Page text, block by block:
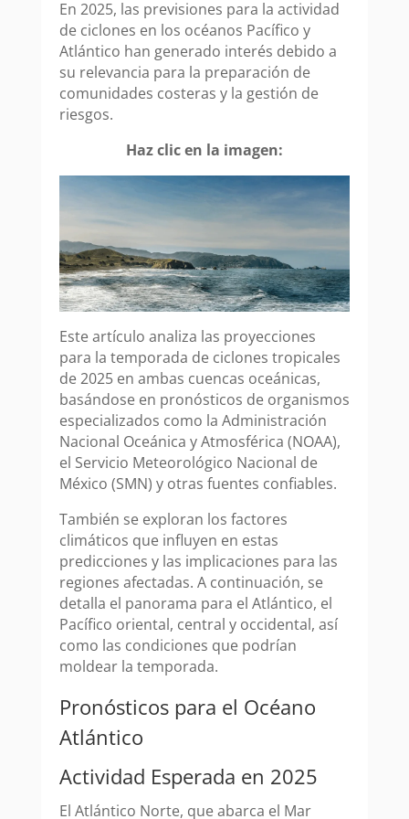
En 2025, las previsiones para la actividad
de ciclones en los océanos Pacífico y
Atlántico han generado interés debido a
su relevancia para la preparación de
comunidades costeras y la gestión de
riesgos.
Haz clic en la imagen:
Este artículo analiza las proyecciones
para la temporada de ciclones tropicales
de 2025 en ambas cuencas oceánicas,
basándose en pronósticos de organismos
especializados como la Administración
Nacional Oceánica y Atmosférica (NOAA),
el Servicio Meteorológico Nacional de
México (SMN) y otras fuentes confiables.
También se exploran los factores
climáticos que influyen en estas
predicciones y las implicaciones para las
regiones afectadas. A continuación, se
detalla el panorama para el Atlántico, el
Pacífico oriental, central y occidental, así
como las condiciones que podrían
moldear la temporada.
Pronósticos para el Océano
Atlántico
Actividad Esperada en 2025
El Atlántico Norte, que abarca el Mar